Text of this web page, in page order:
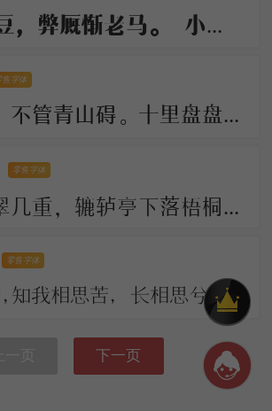
洛郊无俎豆，弊厩惭老马。 小雁过炉峰，影落楚水下。 长船倚云泊，石镜秋凉夜。 岂解有乡情，弄月聊呜哑
售字体
清溪奔快，不管青山碍。十里盘盘平世界，更著溪山襟带。 古今陵谷茫茫，市朝往往耕桑。此地居然形胜，似曾小小兴亡。
零售字体
楼宇沉沉翠几重，辘轳亭下落梧桐。川光带晚虹垂雨，树影涵秋鹊唤风。 人不见，思何穷，断肠今古夕阳中。
零售字体
入我相思门，知我相思苦， 长相思兮长相忆，短相思兮无穷极， 早知如此绊人心，何如当初莫相识。
下一页